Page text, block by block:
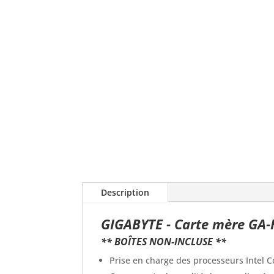
Description
GIGABYTE - Carte mère
** BOÎTES NON-INCLUSE **
Prise en charge des processeurs Intel